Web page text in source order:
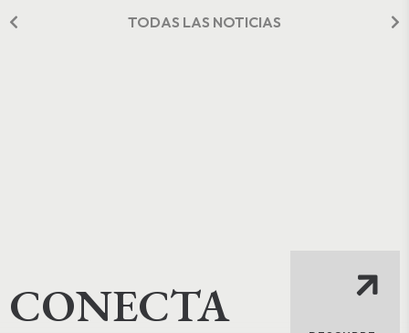
TODAS LAS NOTICIAS
CONECTA